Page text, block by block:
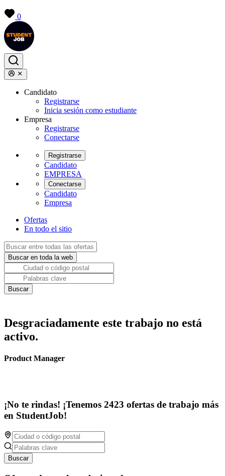
0
Candidato
Registrarse
Inicia sesión como estudiante
Empresa
Registrarse
Conectarse
Registrarse
Candidato
EMPRESA
Conectarse
Candidato
Empresa
Ofertas
En todo el sitio
Desgraciadamente este trabajo no está
activo.
Product Manager
¡No te rindas! ¡Tenemos 2423 ofertas de trabajo más
en StudentJob!
Buscar